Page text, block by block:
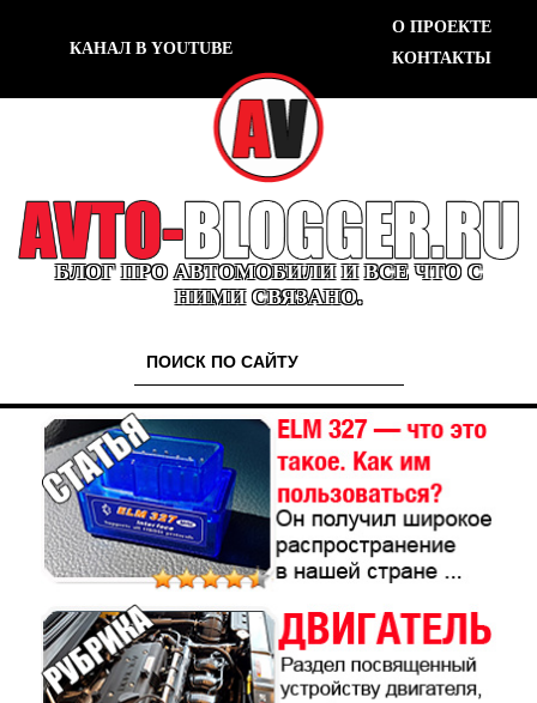
КАНАЛ В YOUTUBE
О ПРОЕКТЕ
КОНТАКТЫ
БЛОГ ПРО АВТОМОБИЛИ И ВСЕ ЧТО С
НИМИ СВЯЗАНО.